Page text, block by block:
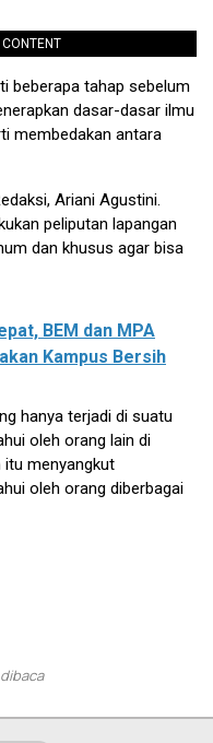
beberapa tahap sebelum
dasar-dasar ilmu
membedakan antara
Ariani Agustini.
peliputan lapangan
dan khusus agar bisa
BEM dan MPA
Kampus Bersih
hanya terjadi di suatu
oleh orang lain di
itu menyangkut
oleh orang diberbagai